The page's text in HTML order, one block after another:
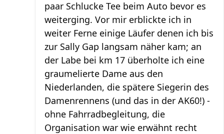
paar Schlucke Tee beim Auto bevor es
weiterging. Vor mir erblickte ich in
weiter Ferne einige Läufer denen ich bis
zur Sally Gap langsam näher kam; an
der Labe bei km 17 überholte ich eine
graumelierte Dame aus den
Niederlanden, die spätere Siegerin des
Damenrennens (und das in der AK60!) -
ohne Fahrradbegleitung, die
Organisation war wie erwähnt recht